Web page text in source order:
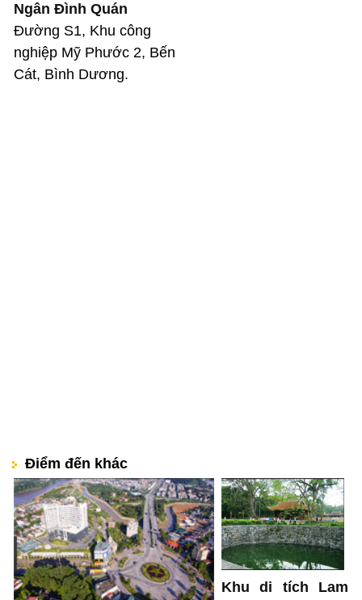
Ngân Đình Quán
Đường S1, Khu công
nghiệp Mỹ Phước 2, Bến
Cát, Bình Dương.
Điểm đến khác
Khu di tích Lam